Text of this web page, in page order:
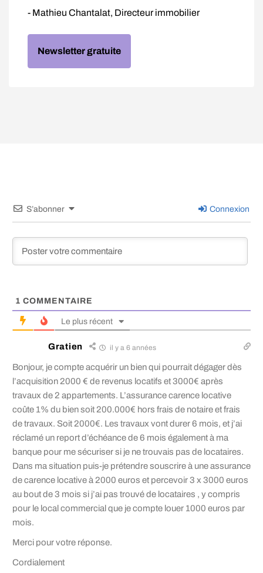
- Mathieu Chantalat, Directeur immobilier
Newsletter gratuite
S’abonner Connexion
1 COMMENTAIRE
Le plus récent
Gratien il y a 6 années
Bonjour, je compte acquérir un bien qui pourrait dégager dès
l’acquisition 2000 € de revenus locatifs et 3000€ après
travaux de 2 appartements. L’assurance carence locative
coûte 1% du bien soit 200.000€ hors frais de notaire et frais
de travaux. Soit 2000€. Les travaux vont durer 6 mois, et j’ai
réclamé un report d’échéance de 6 mois également à ma
banque pour me sécuriser si je ne trouvais pas de locataires.
Dans ma situation puis-je prétendre souscrire à une assurance
de carence locative à 2000 euros et percevoir 3 x 3000 euros
au bout de 3 mois si j’ai pas trouvé de locataires , y compris
pour le local commercial que je compte louer 1000 euros par
mois.
Merci pour votre réponse.
Cordialement